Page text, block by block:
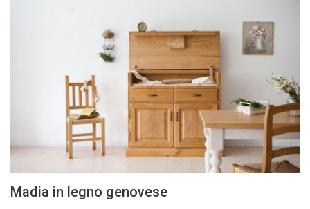
Madia in legno genovese